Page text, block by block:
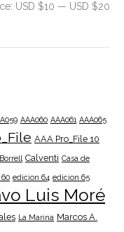
USD $10 — USD $20
AAA060 AAA061 AAA065
AAA Pro_File 10
Borrell Calventi Casa de
edicion 64 edicion 65
Luis Moré
La Marina Marcos A.